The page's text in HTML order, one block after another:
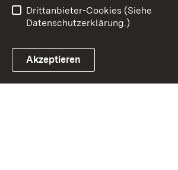
Drittanbieter-Cookies (Siehe
Datenschutzerklärung.)
Akzeptieren